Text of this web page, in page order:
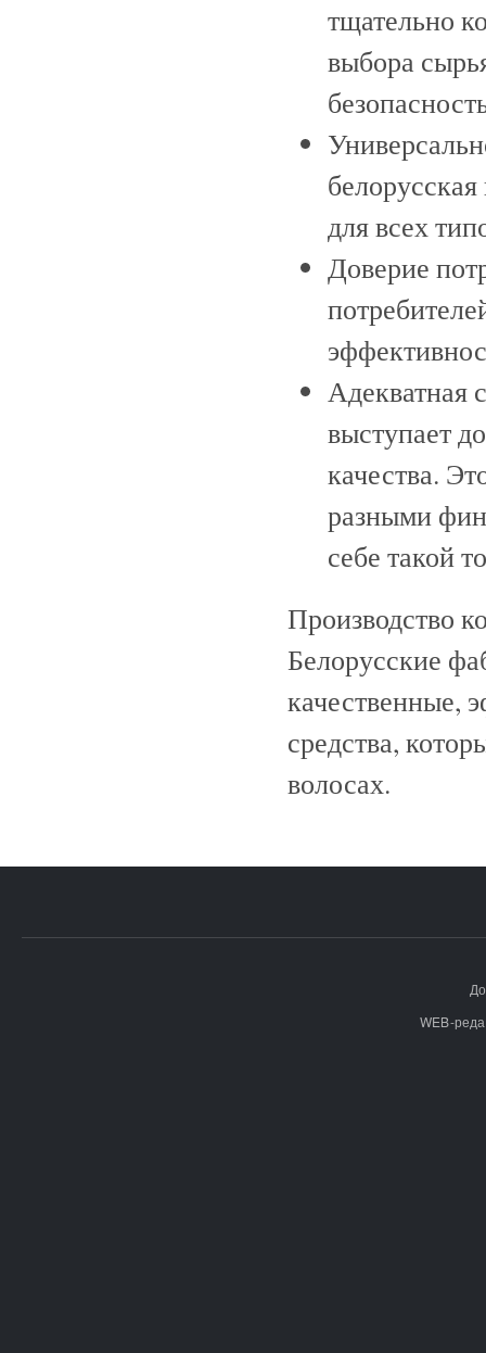
тщательно
выбора
для всех
Доверие
Адекватная
выступает
качества.
разными
себе такой
Производство
Белорусские
качественные,
средства,
волосах.
WEB-